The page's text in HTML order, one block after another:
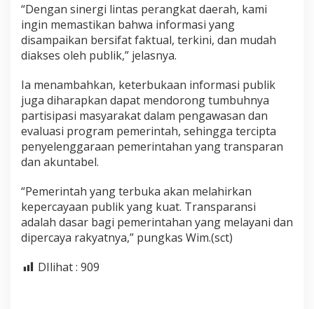
“Dengan sinergi lintas perangkat daerah, kami
ingin memastikan bahwa informasi yang
disampaikan bersifat faktual, terkini, dan mudah
diakses oleh publik,” jelasnya.
Ia menambahkan, keterbukaan informasi publik
juga diharapkan dapat mendorong tumbuhnya
partisipasi masyarakat dalam pengawasan dan
evaluasi program pemerintah, sehingga tercipta
penyelenggaraan pemerintahan yang transparan
dan akuntabel.
“Pemerintah yang terbuka akan melahirkan
kepercayaan publik yang kuat. Transparansi
adalah dasar bagi pemerintahan yang melayani dan
dipercaya rakyatnya,” pungkas Wim.(sct)
DIlihat : 909